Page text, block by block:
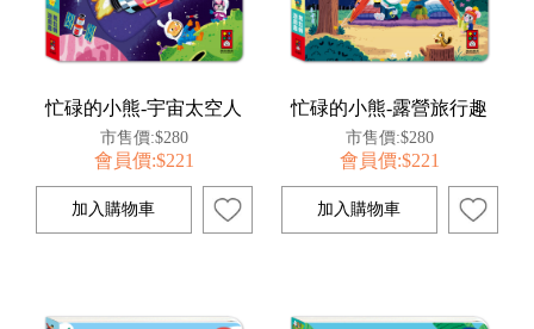
忙碌的小熊-宇宙太空人
市售價:$280
會員價:$221
忙碌的小熊-露營旅行趣
市售價:$280
會員價:$221